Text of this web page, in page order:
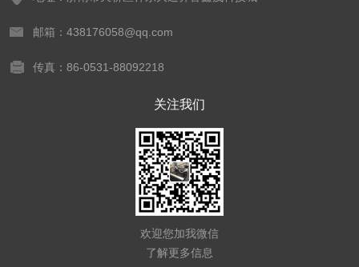
邮箱：438176058@qq.com
传真：86-0531-88092218
关注我们
欢迎您加我微信
了解更多信息